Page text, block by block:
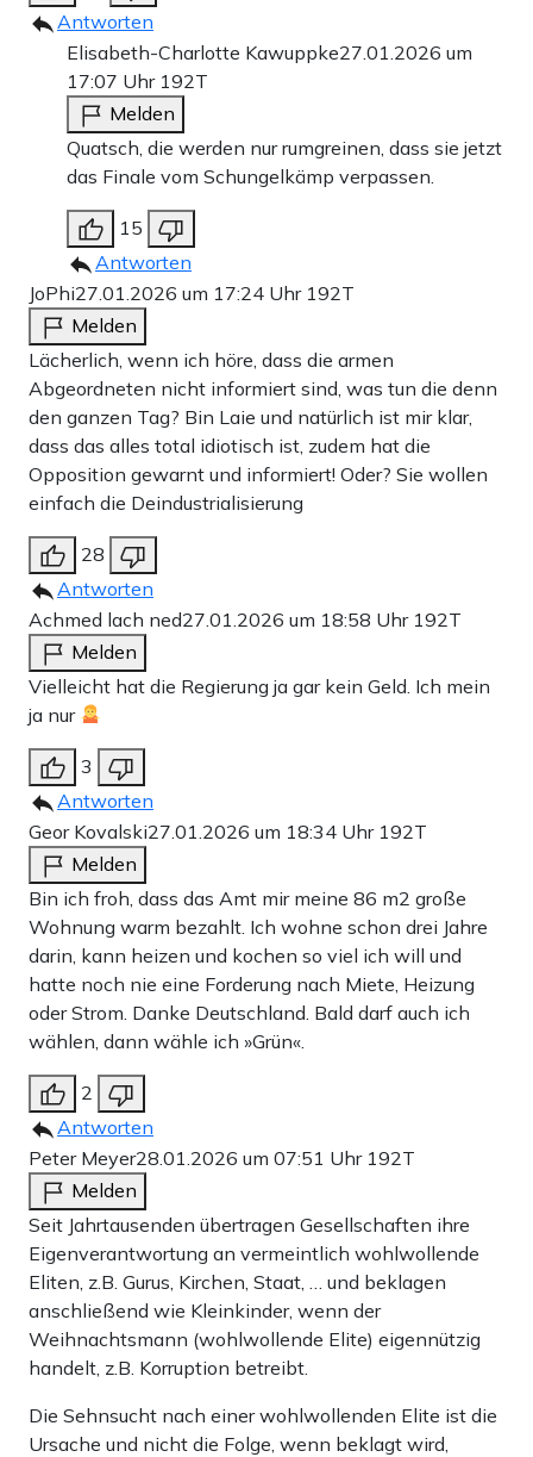
Antworten
Elisabeth-Charlotte Kawuppke27.01.2026 um
17:07 Uhr 192T
Melden
Quatsch, die werden nur rumgreinen, dass sie jetzt
das Finale vom Schungelkämp verpassen.
15
Antworten
JoPhi27.01.2026 um 17:24 Uhr 192T
Melden
Lächerlich, wenn ich höre, dass die armen
Abgeordneten nicht informiert sind, was tun die denn
den ganzen Tag? Bin Laie und natürlich ist mir klar,
dass das alles total idiotisch ist, zudem hat die
Opposition gewarnt und informiert! Oder? Sie wollen
einfach die Deindustrialisierung
28
Antworten
Achmed lach ned27.01.2026 um 18:58 Uhr 192T
Melden
Vielleicht hat die Regierung ja gar kein Geld. Ich mein
ja nur
3
Antworten
Geor Kovalski27.01.2026 um 18:34 Uhr 192T
Melden
Bin ich froh, dass das Amt mir meine 86 m2 große
Wohnung warm bezahlt. Ich wohne schon drei Jahre
darin, kann heizen und kochen so viel ich will und
hatte noch nie eine Forderung nach Miete, Heizung
oder Strom. Danke Deutschland. Bald darf auch ich
wählen, dann wähle ich »Grün«.
2
Antworten
Peter Meyer28.01.2026 um 07:51 Uhr 192T
Melden
Seit Jahrtausenden übertragen Gesellschaften ihre
Eigenverantwortung an vermeintlich wohlwollende
Eliten, z.B. Gurus, Kirchen, Staat, … und beklagen
anschließend wie Kleinkinder, wenn der
Weihnachtsmann (wohlwollende Elite) eigennützig
handelt, z.B. Korruption betreibt.
Die Sehnsucht nach einer wohlwollenden Elite ist die
Ursache und nicht die Folge, wenn beklagt wird,